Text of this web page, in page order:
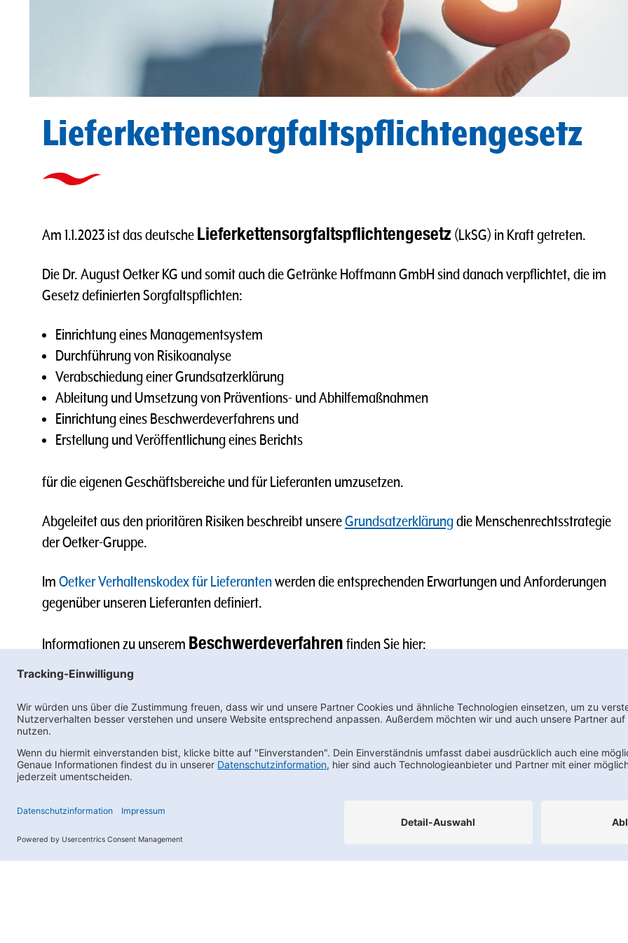
Lieferkettensorgfaltspflichtengesetz
Am 1.1.2023 ist das deutsche Lieferkettensorgfaltspflichtengesetz (LkSG) in Kraft getreten.
Die Dr. August Oetker KG und somit auch die Getränke Hoffmann GmbH sind danach verpflichtet, die im
Gesetz definierten Sorgfaltspflichten:
Einrichtung eines Managementsystem
Durchführung von Risikoanalyse
Verabschiedung einer Grundsatzerklärung
Ableitung und Umsetzung von Präventions- und Abhilfemaßnahmen
Einrichtung eines Beschwerdeverfahrens und
Erstellung und Veröffentlichung eines Berichts
für die eigenen Geschäftsbereiche und für Lieferanten umzusetzen.
Abgeleitet aus den prioritären Risiken beschreibt unsereGrundsatzerklärungdie Menschenrechtsstrategie
der Oetker-Gruppe.
Im Oetker Verhaltenskodex für Lieferantenwerden die entsprechenden Erwartungen und Anforderungen
gegenüber unseren Lieferanten definiert.
Informationen zu unseremBeschwerdeverfahrenfinden Sie hier:
Compliance Organisation/Hinweisgebersystem
Newsletter bestellen
Footernav
FAQs